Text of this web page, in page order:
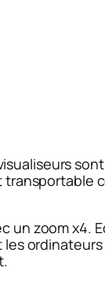
transportable
un zoom x4.